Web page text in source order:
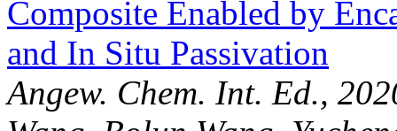
Angew. Chem. Int. Ed.,